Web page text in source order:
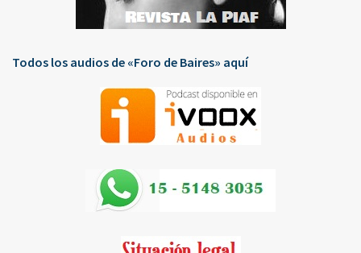
Todos los audios de «Foro de Baires» aquí